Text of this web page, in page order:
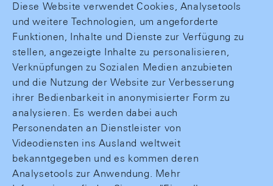
Diese Website verwendet Cookies, Analysetools
und weitere Technologien, um angeforderte
Funktionen, Inhalte und Dienste zur Verfügung zu
stellen, angezeigte Inhalte zu personalisieren,
Verknüpfungen zu Sozialen Medien anzubieten
und die Nutzung der Website zur Verbesserung
ihrer Bedienbarkeit in anonymisierter Form zu
analysieren. Es werden dabei auch
Personendaten an Dienstleister von
Videodiensten ins Ausland weltweit
bekanntgegeben und es kommen deren
Analysetools zur Anwendung. Mehr